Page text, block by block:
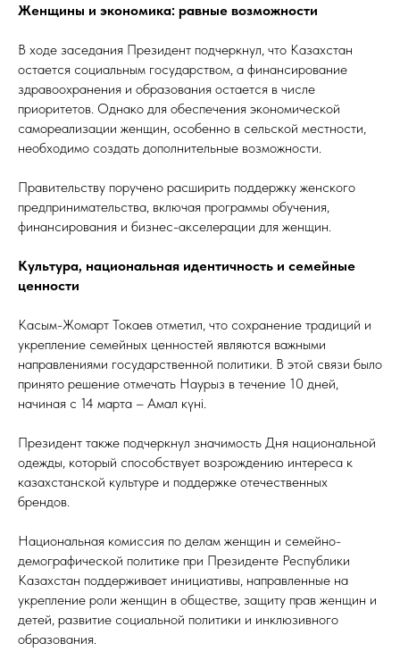
Женщины и экономика: равные возможности
В ходе заседания Президент подчеркнул, что Казахстан
остается социальным государством, а финансирование
здравоохранения и образования остается в числе
приоритетов. Однако для обеспечения экономической
самореализации женщин, особенно в сельской местности,
необходимо создать дополнительные возможности.
Правительству поручено расширить поддержку женского
предпринимательства, включая программы обучения,
финансирования и бизнес-акселерации для женщин.
Культура, национальная идентичность и семейные
ценности
Касым-Жомарт Токаев отметил, что сохранение традиций и
укрепление семейных ценностей являются важными
направлениями государственной политики. В этой связи было
принято решение отмечать Наурыз в течение 10 дней,
начиная с 14 марта – Амал күні.
Президент также подчеркнул значимость Дня национальной
одежды, который способствует возрождению интереса к
казахстанской культуре и поддержке отечественных
брендов.
Национальная комиссия по делам женщин и семейно-
демографической политике при Президенте Республики
Казахстан поддерживает инициативы, направленные на
укрепление роли женщин в обществе, защиту прав женщин и
детей, развитие социальной политики и инклюзивного
образования.